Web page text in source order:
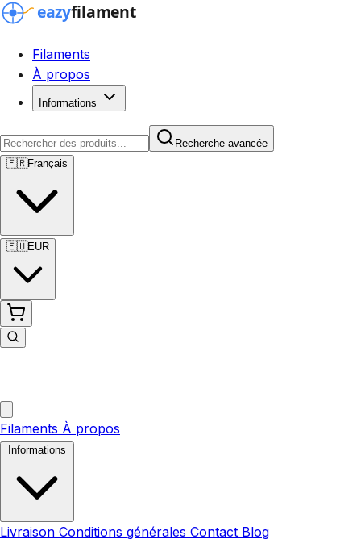
Filaments
À propos
Informations
Recherche avancée
🇫🇷Français
🇪🇺EUR
Filaments À propos
Livraison Conditions générales Contact Blog